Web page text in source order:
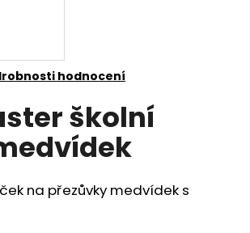
hodnocení
školní
na přezůvky medvídek s
HLEDAT